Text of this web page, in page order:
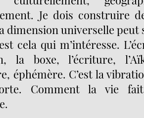
Je dois construire
dimension universelle peut
cela qui m’intéresse.
la boxe, l’écriture,
éphémère. C’est la
Comment la vie